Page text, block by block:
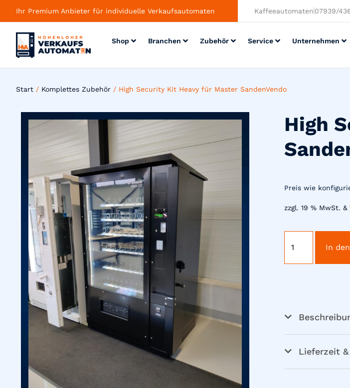
Ihr Premium Anbieter für individuelle Verkaufsautomaten Kaffeeautomaten 07939/
Shop Branchen Zubehör Service Unternehmen
Start / Komplettes Zubehör / High Security Kit Heavy für Master SandenVendo
High
Preis wie
zzgl. 19 % MwSt. &
In
Lieferzeit &